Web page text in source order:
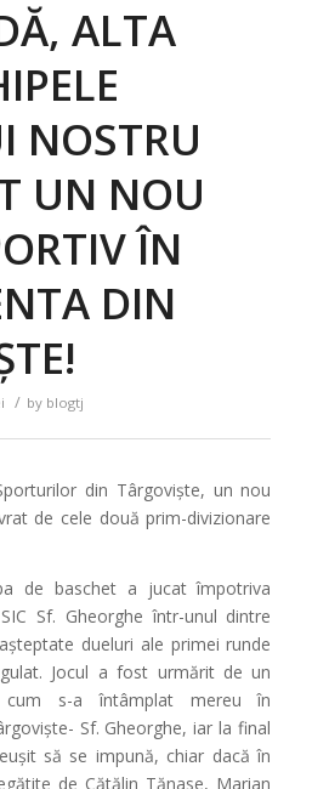
ALTA
NOSTRU
UN NOU
ÎN
DIN
/ by blogtj
din Târgoviște, un nou
de cele două prim-divizionare
de baschet a jucat împotriva
Sf. Gheorghe într-unul dintre
dueluri ale primei runde
Jocul a fost urmărit de un
cum s-a întâmplat mereu în
Sf. Gheorghe, iar la final
să se impună, chiar dacă în
de Cătălin Tănase, Marian